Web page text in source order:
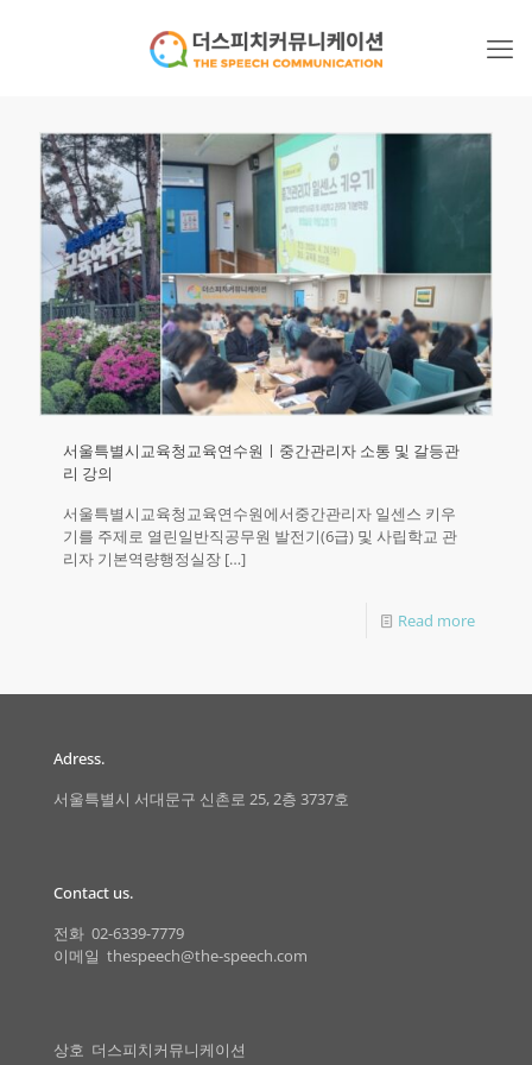
서울특별시교육청교육연수원ㅣ중간관리자 소통 및 갈등관
리 강의
서울특별시교육청교육연수원에서중간관리자 일센스 키우
기를 주제로 열린일반직공무원 발전기(6급) 및 사립학교 관
리자 기본역량행정실장 […]
Read more
Adress.
서울특별시 서대문구 신촌로 25, 2층 3737호
Contact us.
전화 02-6339-7779
이메일 thespeech@the-speech.com
상호 더스피치커뮤니케이션